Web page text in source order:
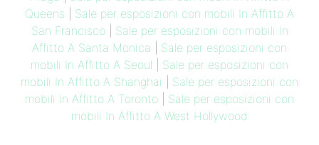
Queens
Sale per esposizioni con mobili In Affitto A
San Francisco| Sale per esposizioni con mobili In
Affitto A Santa Monica
Sale per esposizioni con
mobili In Affitto A Seoul
Sale per esposizioni con
mobili In Affitto A Shanghai
Sale per esposizioni con
mobili In Affitto A Toronto
Sale per esposizioni con
mobili In Affitto A West Hollywood